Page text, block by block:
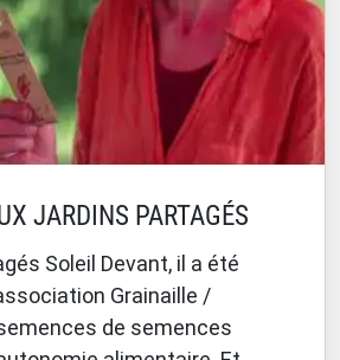
JARDINS PARTAGÉS
Soleil Devant, il a été
Grainaille /
de semences